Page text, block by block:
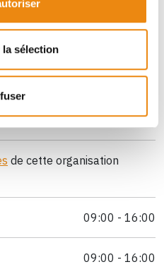
sélection
de cette organisation
09:00 - 16:00
09:00 - 16:00